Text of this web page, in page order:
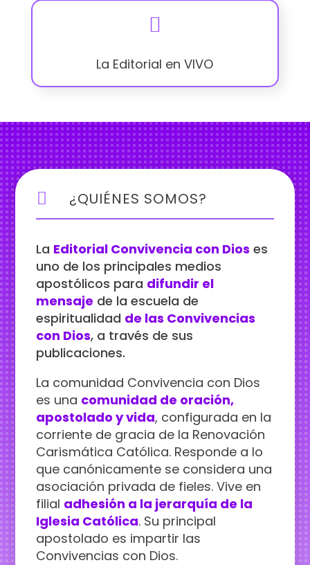

La Editorial en VIVO
 ¿QUIÉNES SOMOS?
La Editorial Convivencia con Dios es
uno de los principales medios
apostólicos para difundir el
mensaje de la escuela de
espiritualidad de las Convivencias
con Dios, a través de sus
publicaciones.
La comunidad Convivencia con Dios
es una comunidad de oración,
apostolado y vida, configurada en la
corriente de gracia de la Renovación
Carismática Católica. Responde a lo
que canónicamente se considera una
asociación privada de fieles. Vive en
filial adhesión a la jerarquía de la
Iglesia Católica. Su principal
apostolado es impartir las
Convivencias con Dios.